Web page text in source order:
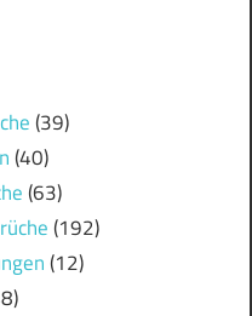
(39)
(40)
(63)
(192)
(12)